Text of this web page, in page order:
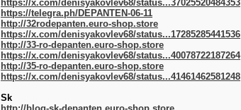
https://x.com/denisyakovlev68/status...37025520484353
https://telegra.ph/DEPANTEN-06-11
http://32rodepanten.euro-shop.store
https://x.com/denisyakovlev68/status...17285285441536
http://33-ro-depanten.euro-shop.store
https://x.com/denisyakovlev68/status...40078722187264
http://35-ro-depanten.euro-shop.store
https://x.com/denisyakovlev68/status...41461462581248
Sk